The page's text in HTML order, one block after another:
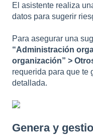
El asistente realiza
datos para sugerir
Para asegurar una
“Administración
organización” >
requerida para que te
detallada.
Genera y